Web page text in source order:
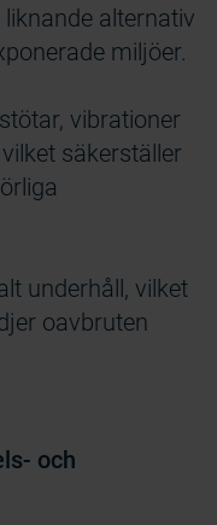
alternativ
miljöer.
vibrationer
säkerställer
underhåll, vilket
oavbruten
och